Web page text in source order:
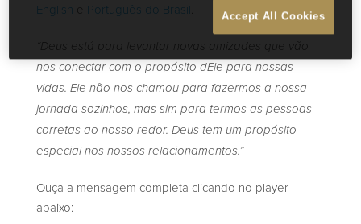
English e Português do Brasil.
“Deus está para levantar novas amizades que vão
nos conectar com o propósito dEle para nossas
vidas. Ele não nos chamou para fazermos a nossa
jornada sozinhos, mas sim para termos as pessoas
corretas ao nosso redor. Deus tem um propósito
especial nos nossos relacionamentos.”
Ouça a mensagem completa clicando no player
abaixo:
Accept All Cookies